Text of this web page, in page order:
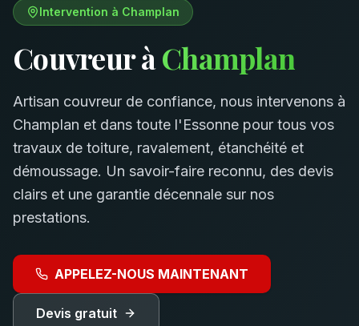
Intervention à Champlan
Couvreur àChamplan
Artisan couvreur de confiance, nous intervenons à
Champlan et dans toute l'Essonne pour tous vos
travaux de toiture, ravalement, étanchéité et
démoussage. Un savoir-faire reconnu, des devis
clairs et une garantie décennale sur nos
prestations.
APPELEZ-NOUS MAINTENANT
Devis gratuit